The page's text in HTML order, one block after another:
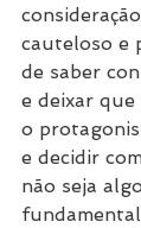
cauteloso e
de saber
e deixar que
o
e decidir
não seja